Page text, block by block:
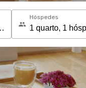
Hóspedes